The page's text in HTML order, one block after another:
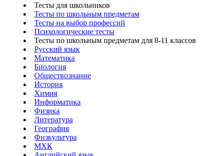
Тесты для школьников
Тесты по школьным предметам
Тесты на выбор профессий
Психологические тесты
Тесты по школьным предметам для 8-11 классов
Русский язык
Математика
Биология
Обществознание
История
Химия
Информатика
Физика
Литература
География
Физкультура
МХК